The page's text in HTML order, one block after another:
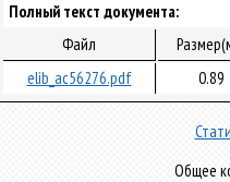
Полный текст документа:
Файл
elib_ac56276.pdf
0.89
Общее